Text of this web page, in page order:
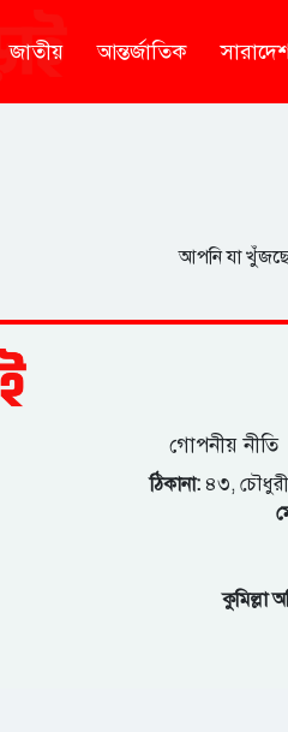
জাতীয় আন্তর্জাতিক
আপনি যা
গোপনীয় নীতি
ঠিকানা: ৪৩,
কুমিল্লা